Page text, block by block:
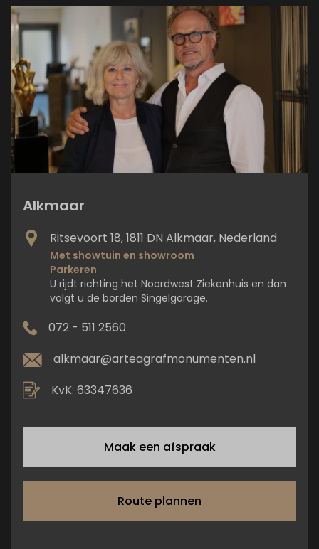
Alkmaar
Ritsevoort 18, 1811 DN Alkmaar, Nederland
Met showtuin en showroom
Parkeren
U rijdt richting het Noordwest Ziekenhuis en dan
volgt u de borden Singelgarage.
072 - 511 2560
alkmaar@arteagrafmonumenten.nl
KvK: 63347636
Maak een afspraak
Route plannen